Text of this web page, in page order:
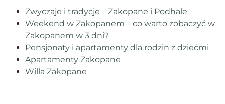
Zwyczaje i tradycje – Zakopane i Podhale
Weekend w Zakopanem – co warto zobaczyć w
Zakopanem w 3 dni?
Pensjonaty i apartamenty dla rodzin z dziećmi
Apartamenty Zakopane
Willa Zakopane